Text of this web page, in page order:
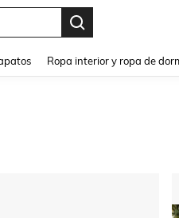
Ropa interior y ropa de